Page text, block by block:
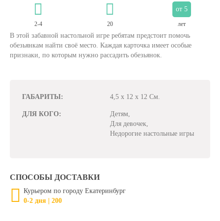
2-4 20
от 5
лет
В этой забавной настольной игре ребятам предстоит помочь
обезьянкам найти своё место. Каждая карточка имеет особые
признаки, по которым нужно рассадить обезьянок.
ГАБАРИТЫ: 4,5 x 12 x 12 См.
ДЛЯ КОГО:
Детям,
Для девочек,
Недорогие настольные игры
СПОСОБЫ ДОСТАВКИ
Курьером по городу Екатеринбург
0-2 дня | 200